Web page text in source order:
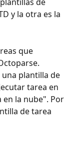
y la otra es la
que
plantilla de
tarea en
la nube". Por
de tarea